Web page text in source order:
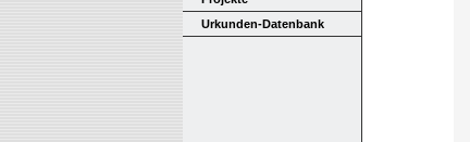
Urkunden-Datenbank